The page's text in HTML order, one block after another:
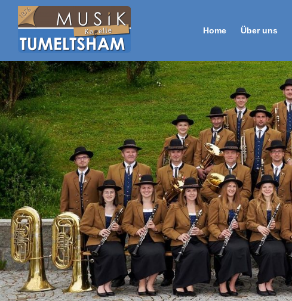
Home Über uns